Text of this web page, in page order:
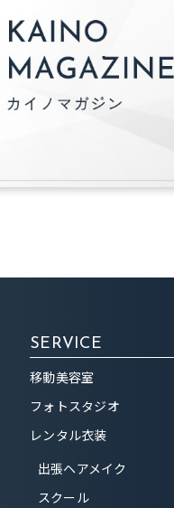
SERVICE
移動美容室
フォトスタジオ
レンタル衣装
出張ヘアメイク
スクール